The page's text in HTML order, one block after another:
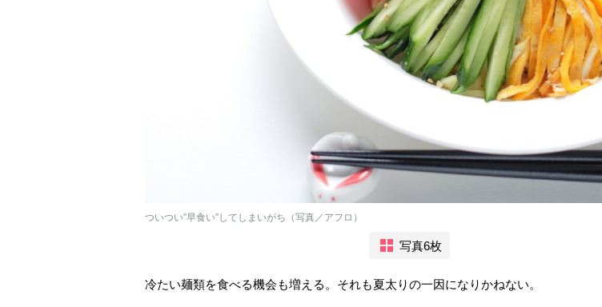
ついつい”早食い”してしまいがち（写真／アフロ）
写真6枚
冷たい麺類を食べる機会も増える。それも夏太りの一因になりかねない。